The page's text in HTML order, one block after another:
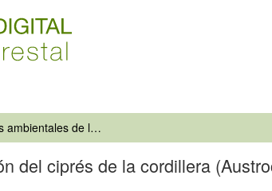
Condiciones ambientales de la regeneración del ciprés de la cordillera (Austrocedrus chilensis)
del ciprés de la cordillera